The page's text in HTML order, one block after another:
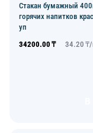
Стакан бумажный
горячих напитков
уп
34200.00 ₸ 34.20 ₸/